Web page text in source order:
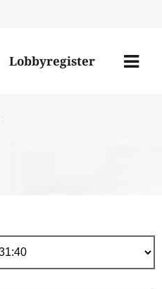
Lobbyregister
Menü